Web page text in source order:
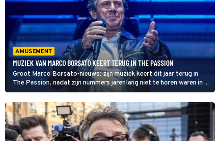
AMUSEMENT
MUZIEK VAN MARCO BORSATO KEERT TERUG IN THE PASSION
Groot Marco Borsato-nieuws: zijn muziek keert dit jaar terug in
The Passion, nadat zijn nummers jarenlang niet te horen waren in
het paasspektakel.